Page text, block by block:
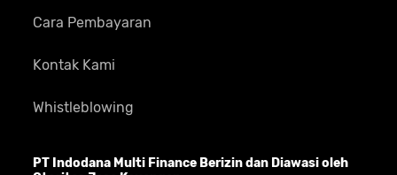
Cara Pembayaran
Kontak Kami
Whistleblowing
PT Indodana Multi Finance Berizin dan Diawasi oleh